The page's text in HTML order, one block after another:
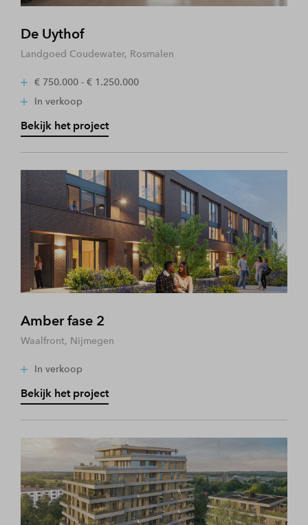
De Uythof
Landgoed Coudewater, Rosmalen
€ 750.000 - € 1.250.000
In verkoop
Bekijk het project
Amber fase 2
Waalfront, Nijmegen
In verkoop
Bekijk het project